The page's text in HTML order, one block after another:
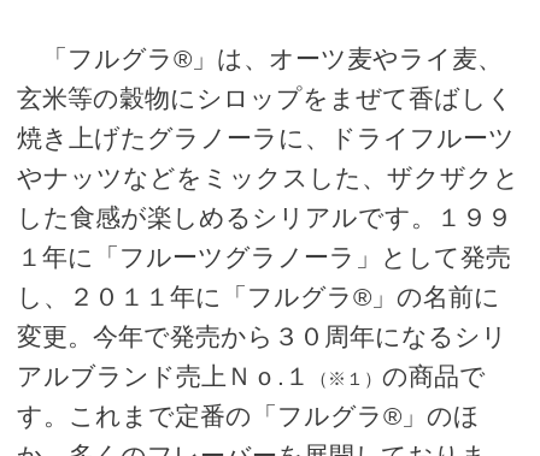
「フルグラ®」は、オーツ麦やライ麦、
玄米等の穀物にシロップをまぜて香ばしく
焼き上げたグラノーラに、ドライフルーツ
やナッツなどをミックスした、ザクザクと
した食感が楽しめるシリアルです。１９９
１年に「フルーツグラノーラ」として発売
し、２０１１年に「フルグラ®」の名前に
変更。今年で発売から３０周年になるシリ
アルブランド売上Ｎｏ.１
（※１） の商品で
す。これまで定番の「フルグラ®」のほ